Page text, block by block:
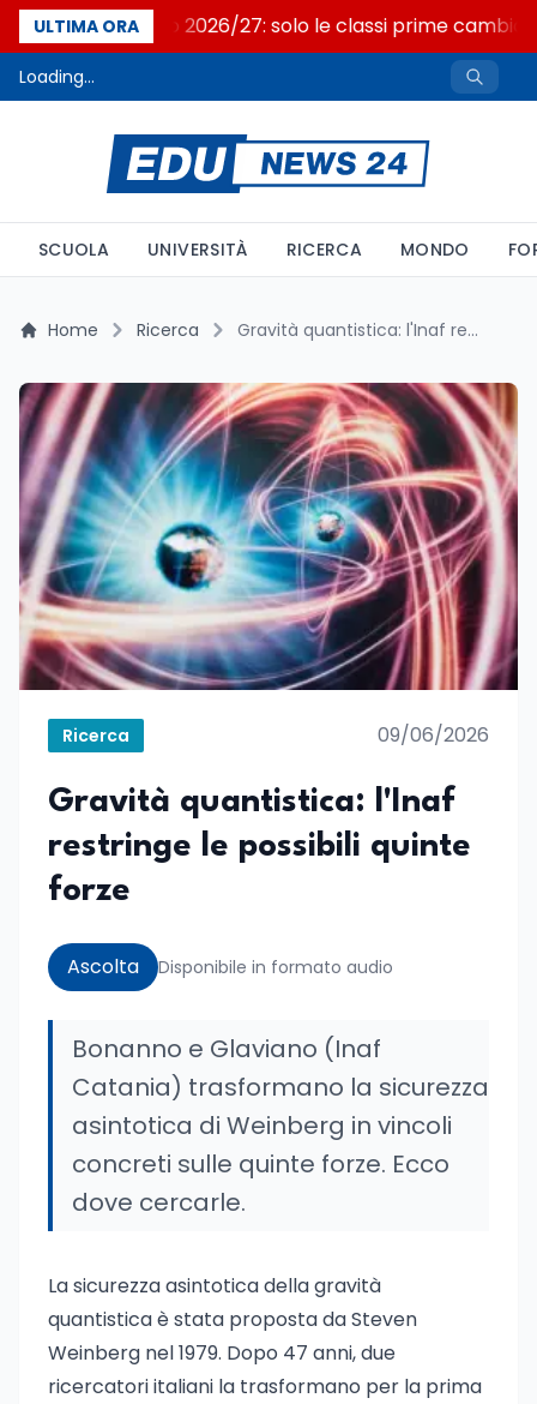
ULTIMA ORA
Nuovo curricolo 2026/27: solo le classi prime
Loading...
SCUOLA UNIVERSITÀ RICERCA MONDO
Home Ricerca Gravità quantistica: l'Inaf restringe le possibili quinte forze
Ricerca 09/06/2026
Gravità quantistica: l'Inaf
restringe le possibili quinte
forze
Ascolta Disponibile in formato audio
Bonanno e Glaviano (Inaf
Catania) trasformano la sicurezza
asintotica di Weinberg in vincoli
concreti sulle quinte forze. Ecco
dove cercarle.
La sicurezza asintotica della gravità
quantistica è stata proposta da Steven
Weinberg nel 1979. Dopo 47 anni, due
ricercatori italiani la trasformano per la prima